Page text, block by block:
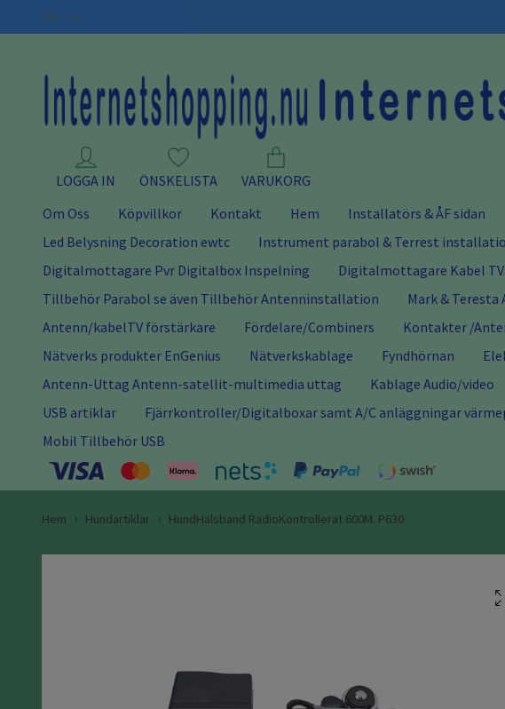
SEK
LOGGA IN ÖNSKELISTA
VARUKORG
Om Oss
Köpvillkor Kontakt Hem Installatörs & ÅF sidan
Led Belysning Decoration ewtc
Instrument parabol & Terrest
Digitalmottagare Pvr Digitalbox Inspelning
Digitalmottagare Kabel
Tillbehör Parabol se även Tillbehör Antenninstallation
Mark & Teresta
Antenn/kabelTV förstärkare
Fördelare/Combiners Kontakter /
Nätverks produkter EnGenius
Nätverkskablage Fyndhörnan
Antenn-Uttag Antenn-satellit-multimedia uttag
Kablage Audio/video
USB artiklar
Fjärrkontroller/Digitalboxar samt A/C anläggningar
Mobil Tillbehör USB
Hem Hundartiklar HundHalsband RadioKontrollerat 600M. P630